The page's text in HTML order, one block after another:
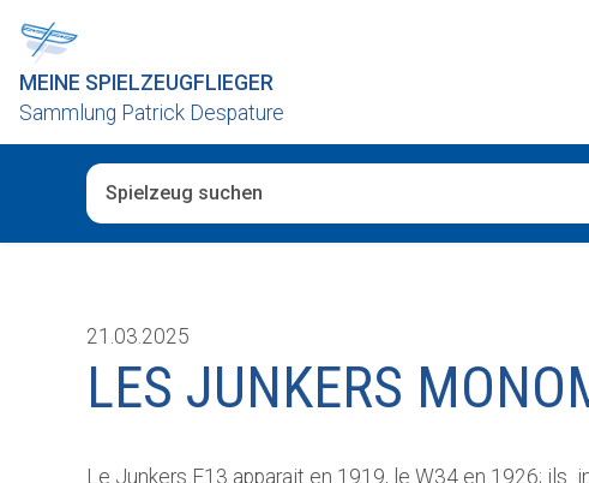
MEINE SPIELZEUGFLIEGER
Sammlung Patrick Despature
21.03.2025
LES JUNKERS
Le Junkers F13 apparait en 1919, le W34 en 1926; ils